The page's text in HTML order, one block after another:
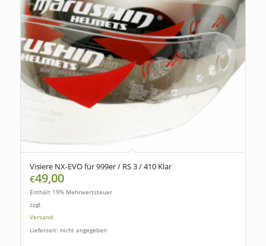
Visiere NX-EVO für 999er / RS 3 / 410 Klar
€49,00
Enthält 19% Mehrwertsteuer
zzgl.
Versand
Lieferzeit: nicht angegeben